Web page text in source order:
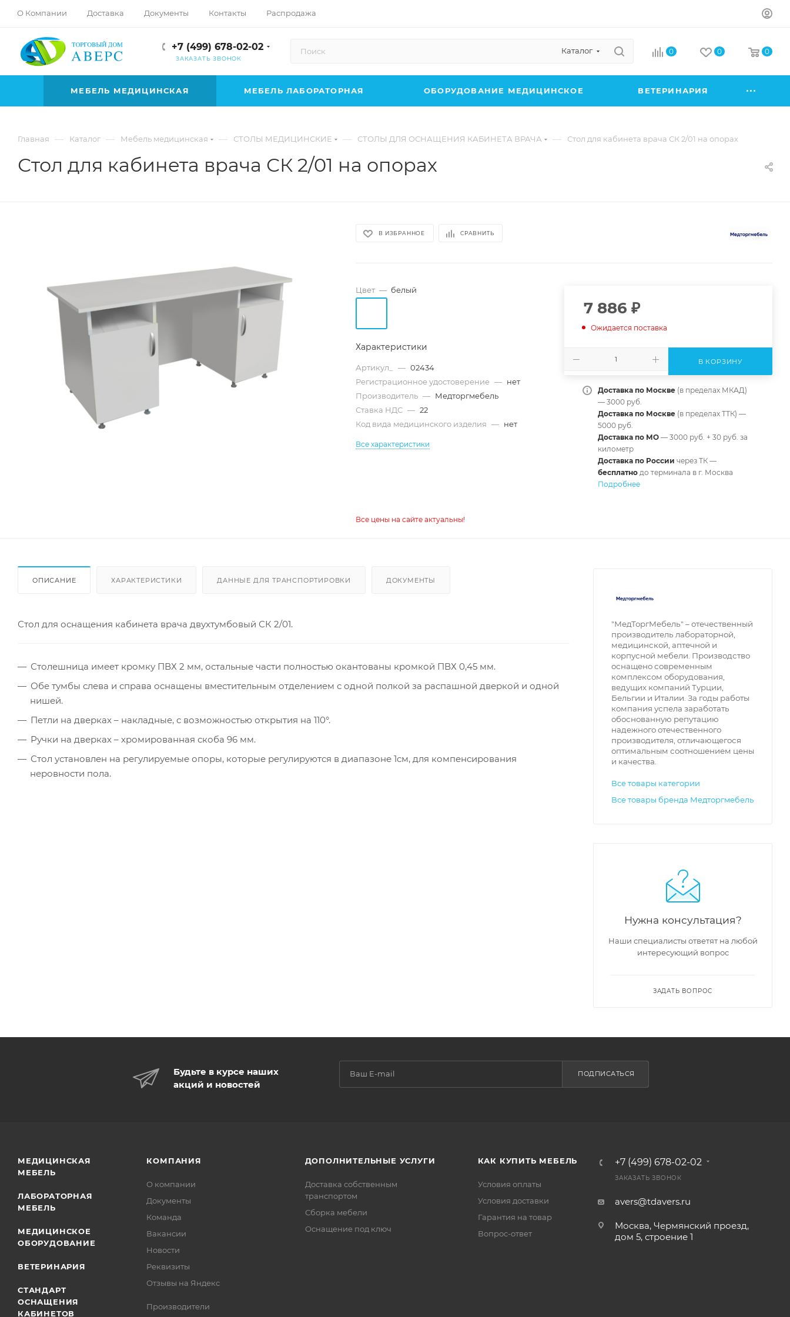
О Компании Доставка Документы Контакты Распродажа
+7 (499) 678-02-02
ЗАКАЗАТЬ ЗВОНОК
Каталог 0 0 0
МЕБЕЛЬ МЕДИЦИНСКАЯ МЕБЕЛЬ ЛАБОРАТОРНАЯ ОБОРУДОВАНИЕ МЕДИЦИНСКОЕ ВЕТЕРИНАРИЯ
Главная — Каталог — Мебель медицинская — СТОЛЫ МЕДИЦИНСКИЕ — СТОЛЫ ДЛЯ ОСНАЩЕНИЯ КАБИНЕТА ВРАЧА — Стол для кабинета врача СК 2/01 на опорах
Стол для кабинета врача СК 2/01 на опорах
В ИЗБРАННОЕ СРАВНИТЬ
Цвет — белый
Характеристики
Артикул_ — 02434
Регистрационное удостоверение — нет
Производитель — Медторгмебель
Ставка НДС — 22
Код вида медицинского изделия — нет
Все характеристики
7 886 ₽
Ожидается поставка
В КОРЗИНУ
Доставка по Москве(в пределах МКАД)
— 3000 руб.
Доставка по Москве (в пределах ТТК) —
5000 руб.
Доставка по МО— 3000 руб. + 30 руб. за
километр
Доставка по России через ТК —
бесплатнодо терминала в г. Москва
Подробнее
Все цены на сайте актуальны!
ОПИСАНИЕ ХАРАКТЕРИСТИКИ ДАННЫЕ ДЛЯ ТРАНСПОРТИРОВКИ ДОКУМЕНТЫ
Стол для оснащения кабинета врача двухтумбовый СК 2/01.
Столешница имеет кромку ПВХ 2 мм, остальные части полностью окантованы кромкой ПВХ 0,45 мм.
Обе тумбы слева и справа оснащены вместительным отделением с одной полкой за распашной дверкой и одной
нишей.
Петли на дверках – накладные, с возможностью открытия на 110°.
Ручки на дверках – хромированная скоба 96 мм.
Стол установлен на регулируемые опоры, которые регулируются в диапазоне 1см, для компенсирования
неровности пола.
"МедТоргМебель" – отечественный
производитель лабораторной,
медицинской, аптечной и
корпусной мебели. Производство
оснащено современным
комплексом оборудования,
ведущих компаний Турции,
Бельгии и Италии. За годы работы
компания успела заработать
обоснованную репутацию
надежного отечественного
производителя, отличающегося
оптимальным соотношением цены
и качества.
Все товары категории
Все товары бренда Медторгмебель
Нужна консультация?
Наши специалисты ответят на любой
интересующий вопрос
ЗАДАТЬ ВОПРОС
Будьте в курсе наших
акций и новостей
ПОДПИСАТЬСЯ
МЕДИЦИНСКАЯ
МЕБЕЛЬ
ЛАБОРАТОРНАЯ
МЕБЕЛЬ
МЕДИЦИНСКОЕ
ОБОРУДОВАНИЕ
ВЕТЕРИНАРИЯ
СТАНДАРТ
ОСНАЩЕНИЯ
КАБИНЕТОВ
КОМПАНИЯ
О компании
Документы
Команда
Вакансии
Новости
Реквизиты
Отзывы на Яндекс
Производители
ДОПОЛНИТЕЛЬНЫЕ УСЛУГИ
Доставка собственным
транспортом
Сборка мебели
Оснащение под ключ
КАК КУПИТЬ МЕБЕЛЬ
Условия оплаты
Условия доставки
Гарантия на товар
Вопрос-ответ
+7 (499) 678-02-02
ЗАКАЗАТЬ ЗВОНОК
avers@tdavers.ru
Москва, Чермянский проезд,
дом 5, строение 1
movies